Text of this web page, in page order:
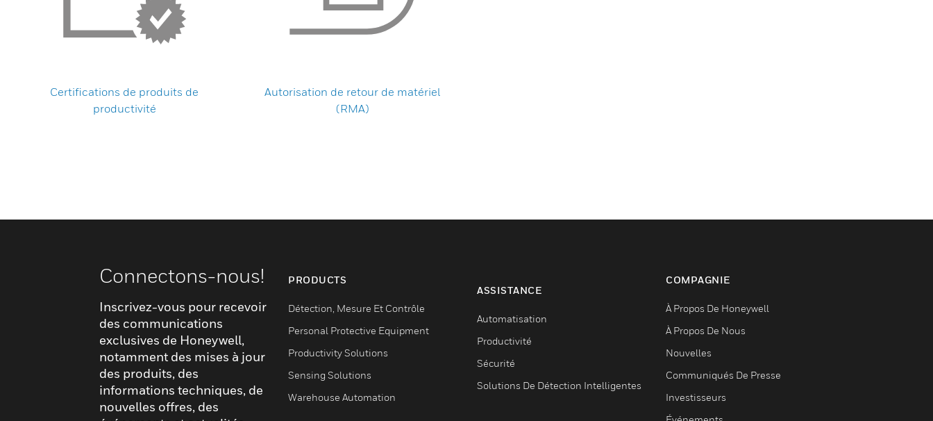
Certifications de produits de
productivité
Autorisation de retour de matériel
(RMA)
Connectons-nous!
Inscrivez-vous pour recevoir
des communications
exclusives de Honeywell,
notamment des mises à jour
des produits, des
informations techniques, de
nouvelles offres, des
PRODUCTS
Détection, Mesure Et Contrôle
Personal Protective Equipment
Productivity Solutions
Sensing Solutions
Warehouse Automation
ASSISTANCE
Automatisation
Productivité
Sécurité
Solutions De Détection Intelligentes
COMPAGNIE
À Propos De Honeywell
À Propos De Nous
Nouvelles
Communiqués De Presse
Investisseurs